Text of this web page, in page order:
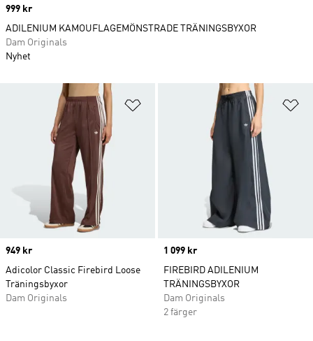
Lägg till på önskelistan
Price
949 kr
Adicolor Classic Firebird Loose
Träningsbyxor
Dam Originals
Price
1 099 kr
FIREBIRD ADILENIUM
TRÄNINGSBYXOR
Dam Originals
2 färger
Price
999 kr
ADILENIUM KAMOUFLAGEMÖNSTRADE TRÄNINGSBYXOR
Dam Originals
Nyhet